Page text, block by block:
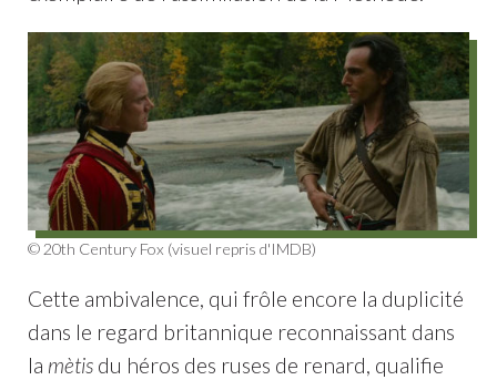
© 20th Century Fox (visuel repris d'IMDB)
Cette ambivalence, qui frôle encore la duplicité
dans le regard britannique reconnaissant dans
la mètisdu héros des ruses de renard, qualifie